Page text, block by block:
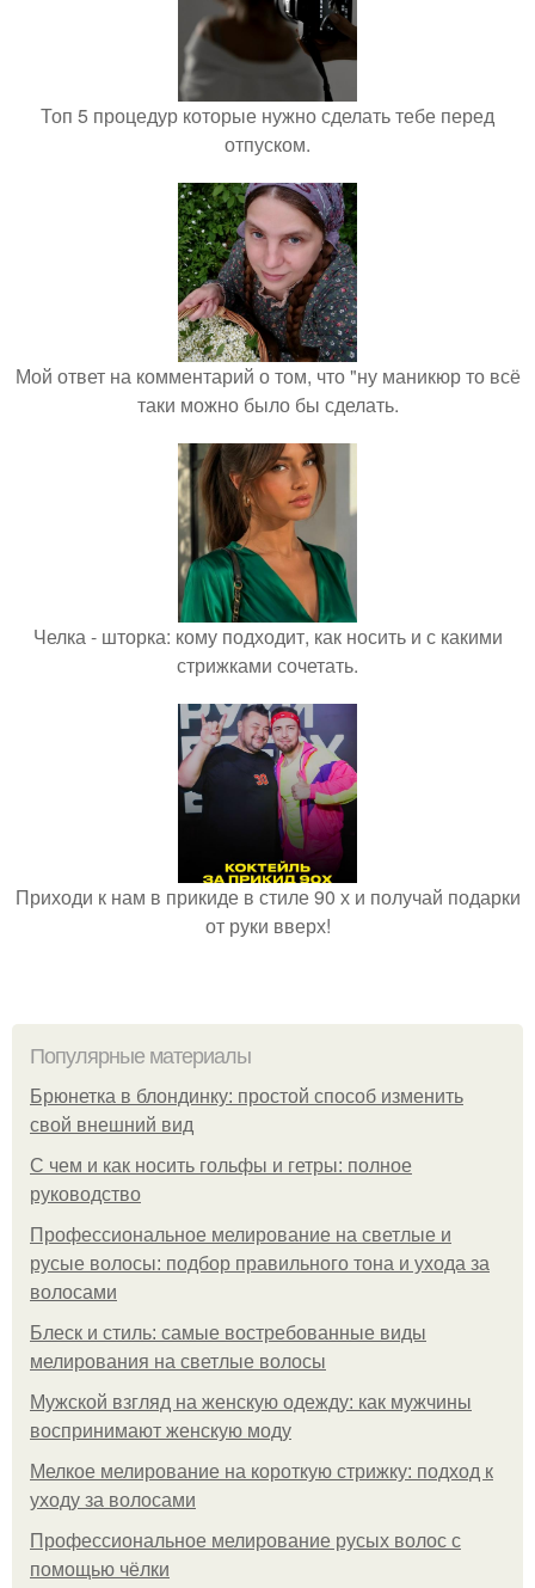
Топ 5 процедур которые нужно сделать тебе перед
отпуском.
Мой ответ на комментарий о том, что "ну маникюр то всё
таки можно было бы сделать.
Челка - шторка: кому подходит, как носить и с какими
стрижками сочетать.
Приходи к нам в прикиде в стиле 90 х и получай подарки
от руки вверх!
Популярные материалы
Брюнетка в блондинку: простой способ изменить
свой внешний вид
С чем и как носить гольфы и гетры: полное
руководство
Профессиональное мелирование на светлые и
русые волосы: подбор правильного тона и ухода за
волосами
Блеск и стиль: самые востребованные виды
мелирования на светлые волосы
Мужской взгляд на женскую одежду: как мужчины
воспринимают женскую моду
Мелкое мелирование на короткую стрижку: подход к
уходу за волосами
Профессиональное мелирование русых волос с
помощью чёлки